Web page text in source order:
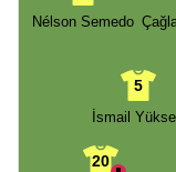
Nélson Semedo
5
İsmail
20